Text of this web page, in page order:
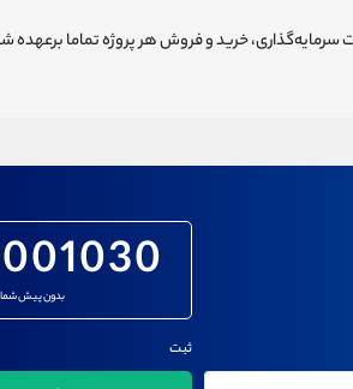
خرید و فروش هر پروژه تماما
بدون پیش
ثبت